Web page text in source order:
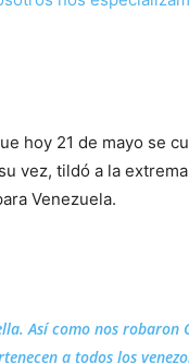
hoy 21 de mayo se
vez, tildó a la
Venezuela.
Así como nos robaron
a todos los